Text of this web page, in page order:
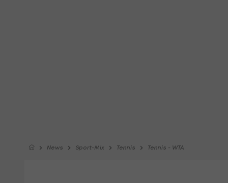
News Sport-Mix Tennis Tennis - WTA